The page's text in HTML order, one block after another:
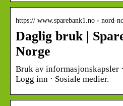
https:// www.sparebank1.no › nord-
Daglig bruk |
Norge
Bruk av informasjonskapsler
Logg inn · Sosiale medier.